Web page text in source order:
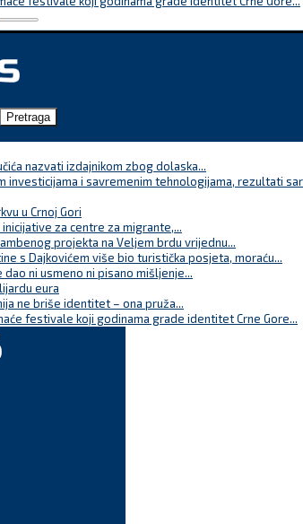
Pretraga
nazvati izdajnikom zbog dolaska...
investicijama i savremenim tehnologijama, rezultati
u Crnoj Gori
inicijative za centre za migrante,...
projekta na Veljem brdu vrijednu...
s Dajkovićem više bio turistička posjeta, moraću...
dao ni usmeno ni pisano mišljenje...
eura
ne briše identitet – ona pruža...
festivale koji godinama grade identitet Crne Gore...